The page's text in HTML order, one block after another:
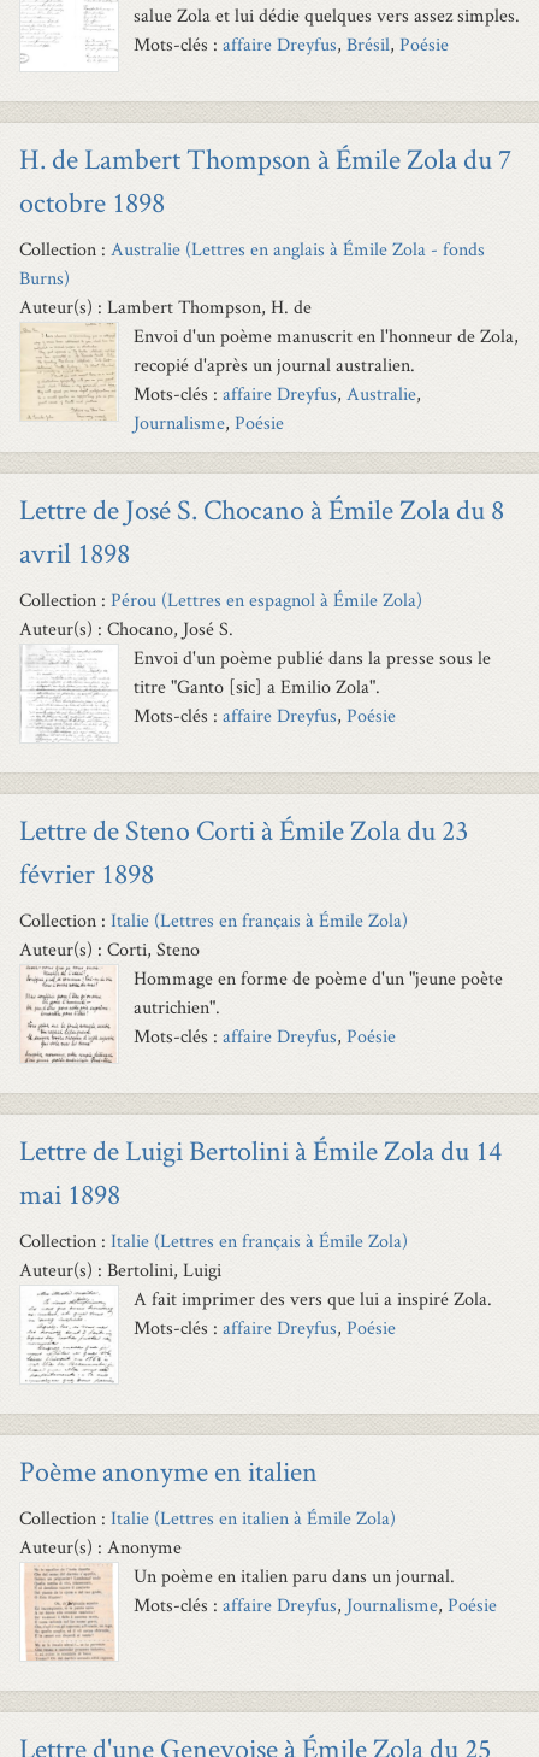
salue Zola et lui dédie quelques vers assez simples.
Mots-clés : affaire Dreyfus, Brésil, Poésie
H. de Lambert Thompson à Émile Zola du 7
octobre 1898
Collection : Australie (Lettres en anglais à Émile Zola - fonds
Burns)
Auteur(s) : Lambert Thompson, H. de
Envoi d'un poème manuscrit en l'honneur de Zola,
recopié d'après un journal australien.
Mots-clés : affaire Dreyfus, Australie,
Journalisme, Poésie
Lettre de José S. Chocano à Émile Zola du 8
avril 1898
Collection : Pérou (Lettres en espagnol à Émile Zola)
Auteur(s) : Chocano, José S.
Envoi d'un poème publié dans la presse sous le
titre "Ganto [sic] a Emilio Zola".
Mots-clés : affaire Dreyfus, Poésie
Lettre de Steno Corti à Émile Zola du 23
février 1898
Collection : Italie (Lettres en français à Émile Zola)
Auteur(s) : Corti, Steno
Hommage en forme de poème d'un "jeune poète
autrichien".
Mots-clés : affaire Dreyfus, Poésie
Lettre de Luigi Bertolini à Émile Zola du 14
mai 1898
Collection : Italie (Lettres en français à Émile Zola)
Auteur(s) : Bertolini, Luigi
A fait imprimer des vers que lui a inspiré Zola.
Mots-clés : affaire Dreyfus, Poésie
Poème anonyme en italien
Collection : Italie (Lettres en italien à Émile Zola)
Auteur(s) : Anonyme
Un poème en italien paru dans un journal.
Mots-clés : affaire Dreyfus, Journalisme, Poésie
Lettre d'une Genevoise à Émile Zola du 25